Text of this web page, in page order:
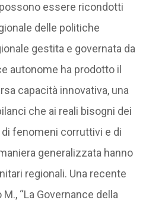
essere ricondotti
delle politiche
gestita e governata da
autonome ha prodotto il
capacità innovativa, una
che ai reali bisogni dei
fenomeni corruttivi e di
generalizzata hanno
regionali. Una recente
“La Governance della